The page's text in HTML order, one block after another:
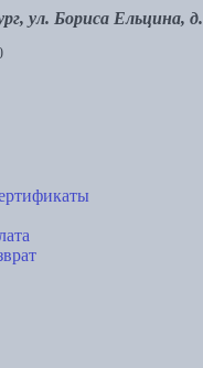
ул. Бориса Ельцина,